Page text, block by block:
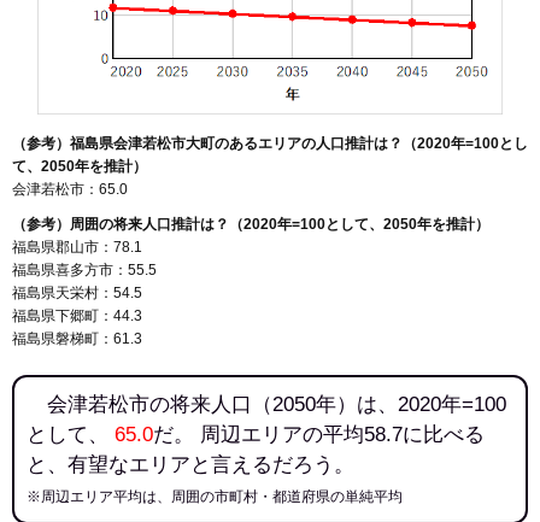
（参考）福島県会津若松市大町のあるエリアの人口推計は？（2020年=100とし
て、2050年を推計）
会津若松市：65.0
（参考）周囲の将来人口推計は？（2020年=100として、2050年を推計）
福島県郡山市：78.1
福島県喜多方市：55.5
福島県天栄村：54.5
福島県下郷町：44.3
福島県磐梯町：61.3
会津若松市の将来人口（2050年）は、2020年=100
として、 65.0だ。 周辺エリアの平均58.7に比べる
と、有望なエリアと言えるだろう。
※周辺エリア平均は、周囲の市町村・都道府県の単純平均